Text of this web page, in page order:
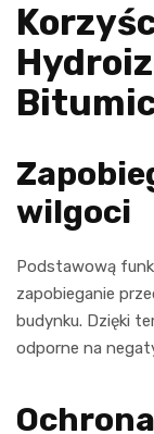
wilgoci
Podstawową
zapobieganie
budynku. Dzięki
odporne na